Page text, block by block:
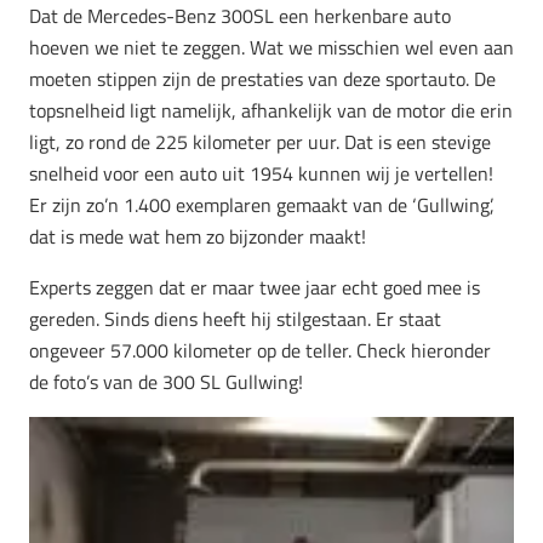
Dat de Mercedes-Benz 300SL een herkenbare auto
hoeven we niet te zeggen. Wat we misschien wel even aan
moeten stippen zijn de prestaties van deze sportauto. De
topsnelheid ligt namelijk, afhankelijk van de motor die erin
ligt, zo rond de 225 kilometer per uur. Dat is een stevige
snelheid voor een auto uit 1954 kunnen wij je vertellen!
Er zijn zo’n 1.400 exemplaren gemaakt van de ‘Gullwing’,
dat is mede wat hem zo bijzonder maakt!
Experts zeggen dat er maar twee jaar echt goed mee is
gereden. Sinds diens heeft hij stilgestaan. Er staat
ongeveer 57.000 kilometer op de teller. Check hieronder
de foto’s van de 300 SL Gullwing!